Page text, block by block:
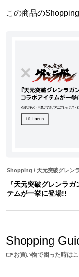
※SuperGroupiesサイ
アイテムを着用した描
の2枚が特典として付属
※画像はサンプルです。実
海外でのお受け取りをご希
さい。
ご利用方法やサービス利
この商品の
Shopping / 天元突破グレン
『天元突破グレンラ
テムが一挙に登場!!
Shopping
👉お買い物で困った時は